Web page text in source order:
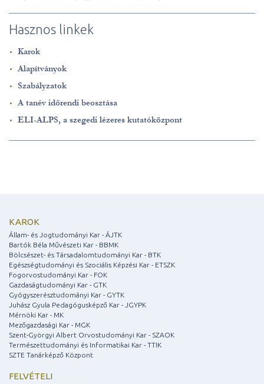
Hasznos linkek
Karok
Alapítványok
Szabályzatok
A tanév időrendi beosztása
ELI-ALPS, a szegedi lézeres kutatóközpont
KAROK
Állam- és Jogtudományi Kar - ÁJTK
Bartók Béla Művészeti Kar - BBMK
Bölcsészet- és Társadalomtudományi Kar - BTK
Egészségtudományi és Szociális Képzési Kar - ETSZK
Fogorvostudományi Kar - FOK
Gazdaságtudományi Kar - GTK
Gyógyszerésztudományi Kar - GYTK
Juhász Gyula Pedagógusképző Kar - JGYPK
Mérnöki Kar - MK
Mezőgazdasági Kar - MGK
Szent-Györgyi Albert Orvostudományi Kar - SZAOK
Természettudományi és Informatikai Kar - TTIK
SZTE Tanárképző Központ
FELVÉTELI